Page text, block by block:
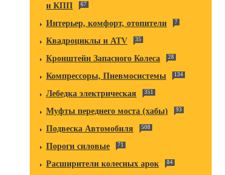
и КПП
67
Интерьер, комфорт, отопители 7
Квадроциклы и ATV 35
Кронштейн Запасного Колеса 28
Компрессоры, Пневмосистемы 134
Лебедка электрическая 351
Муфты переднего моста (хабы) 93
Подвеска Автомобиля 508
Пороги силовые 71
Расширители колесных арок 84